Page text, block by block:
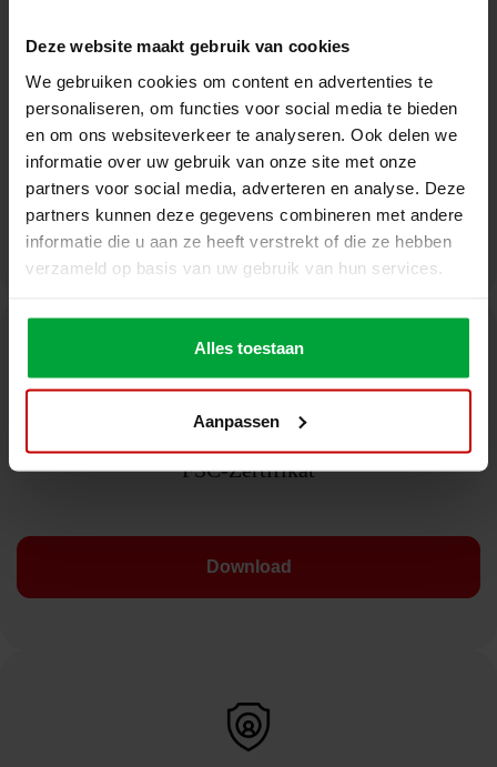
Deze website maakt gebruik van cookies
We gebruiken cookies om content en advertenties te
personaliseren, om functies voor social media te bieden
en om ons websiteverkeer te analyseren. Ook delen we
informatie over uw gebruik van onze site met onze
partners voor social media, adverteren en analyse. Deze
partners kunnen deze gegevens combineren met andere
informatie die u aan ze heeft verstrekt of die ze hebben
verzameld op basis van uw gebruik van hun services.
Alles toestaan
Aanpassen
Montagedetails
Download
FSC-Zertifikat
Download